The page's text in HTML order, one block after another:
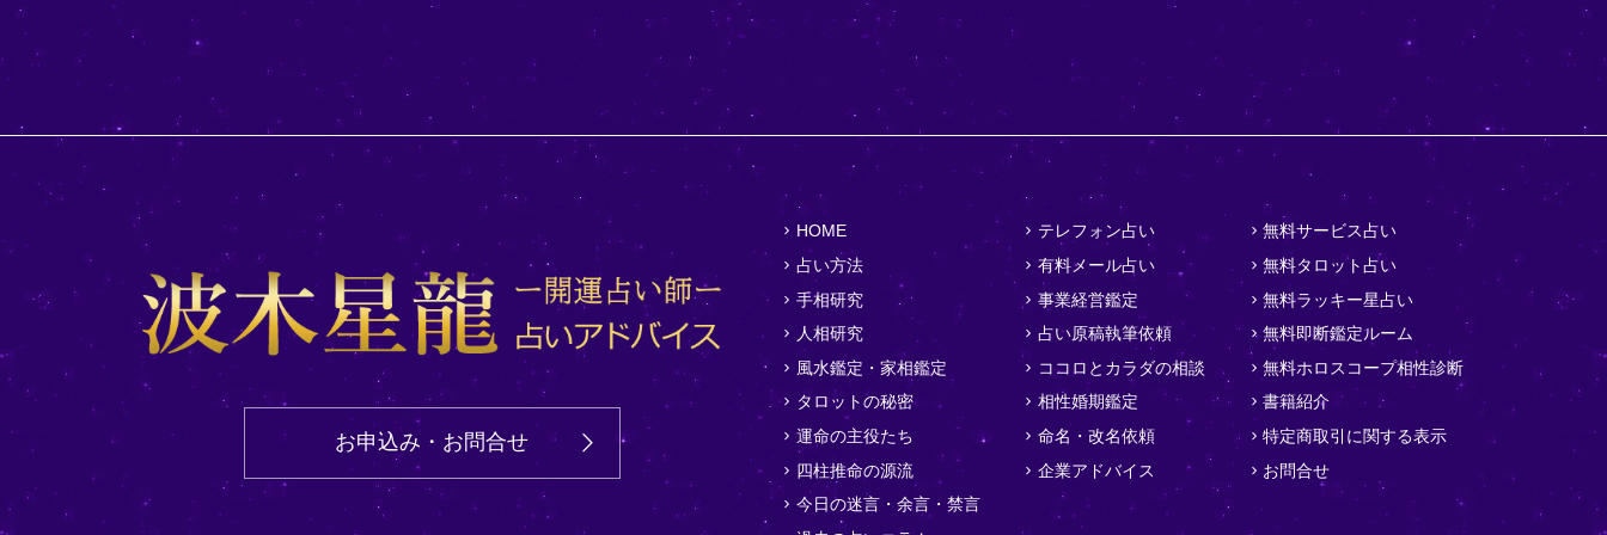
お申込み・お問合せ
HOME
占い方法
手相研究
人相研究
風水鑑定・家相鑑定
タロットの秘密
運命の主役たち
四柱推命の源流
今日の迷言・余言・禁言
テレフォン占い
有料メール占い
事業経営鑑定
占い原稿執筆依頼
ココロとカラダの相談
相性婚期鑑定
命名・改名依頼
企業アドバイス
無料サービス占い
無料タロット占い
無料ラッキー星占い
無料即断鑑定ルーム
無料ホロスコープ相性診断
書籍紹介
特定商取引に関する表示
お問合せ